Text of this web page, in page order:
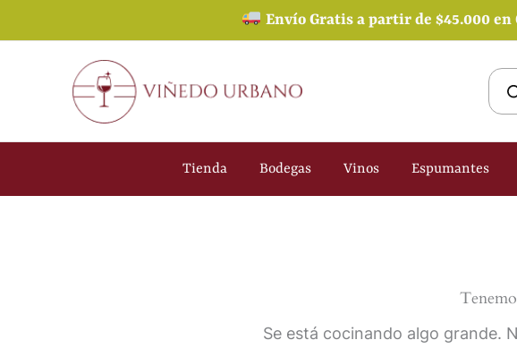
al
Envío Gratis a partir de $45.000 en
Tienda Bodegas Vinos Espumantes
Se está cocinando algo grande.